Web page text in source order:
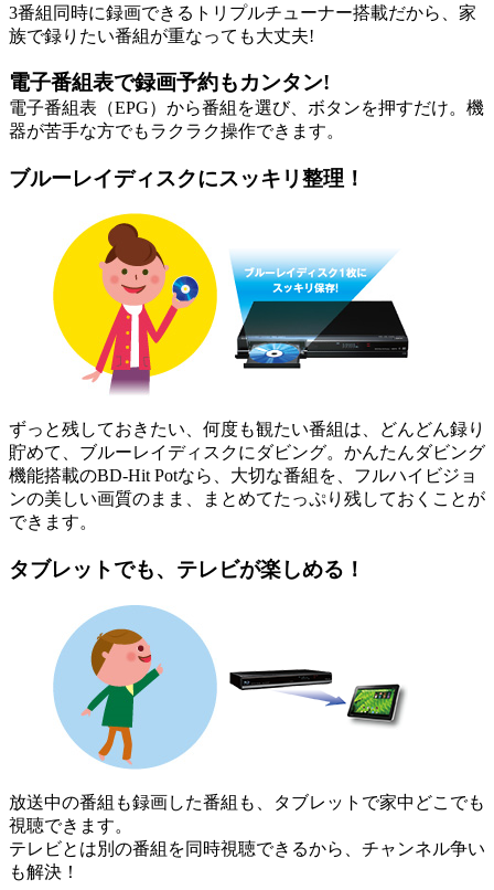
3番組同時に録画できるトリプルチューナー搭載だから、家
族で録りたい番組が重なっても大丈夫!
電子番組表で録画予約もカンタン!
電子番組表（EPG）から番組を選び、ボタンを押すだけ。機
器が苦手な方でもラクラク操作できます。
ブルーレイディスクにスッキリ整理！
ずっと残しておきたい、何度も観たい番組は、どんどん録り
貯めて、ブルーレイディスクにダビング。かんたんダビング
機能搭載のBD-Hit Potなら、大切な番組を、フルハイビジョ
ンの美しい画質のまま、まとめてたっぷり残しておくことが
できます。
タブレットでも、テレビが楽しめる！
放送中の番組も録画した番組も、タブレットで家中どこでも
視聴できます。
テレビとは別の番組を同時視聴できるから、チャンネル争い
も解決！